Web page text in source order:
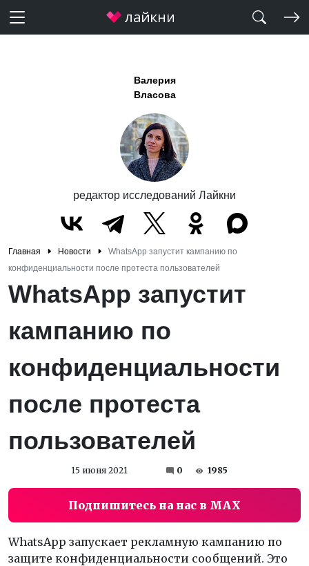
Валерия
Власова
редактор исследований Лайкни
Главная Новости
WhatsApp запустит кампанию по
конфиденциальности после протеста пользователей
WhatsApp запустит
кампанию по
конфиденциальности
после протеста
пользователей
15 июня 2021 0 1985
Подпишитесь на нас в MAX
WhatsApp запускает рекламную кампанию по
защите конфиденциальности сообщений. Это